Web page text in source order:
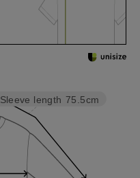
Sleeve length 75.5cm